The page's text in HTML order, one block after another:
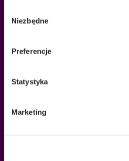
zgody
Niezbędne
Preferencje
Statystyka
Marketing
Argentum Capital
INFORMACJE